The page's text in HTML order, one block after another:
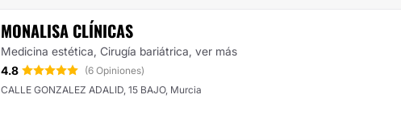
MONALISA CLÍNICAS
Medicina estética, Cirugía bariátrica, ver más
4.8
(6 Opiniones)
CALLE GONZALEZ ADALID, 15 BAJO, Murcia